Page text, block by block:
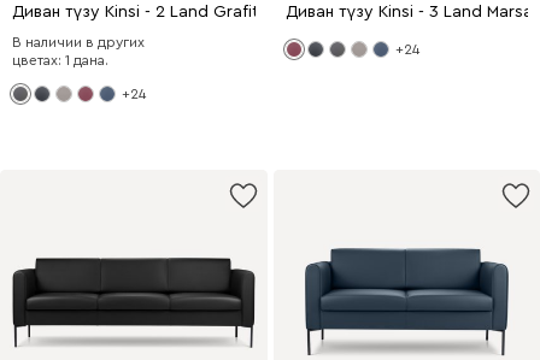
Диван түзу Kinsi - 2 Land Grafit
В наличии в других
цветах: 1 дана.
+24
Диван түзу Kinsi - 3 Land
+24